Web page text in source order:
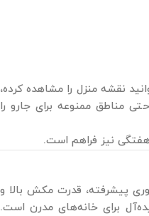
نقشه منزل را مشاهده کرده،
مناطق ممنوعه برای جارو را
هفتگی نیز فراهم است.
پیشرفته، قدرت مکش بالا و
برای خانه‌های مدرن است.